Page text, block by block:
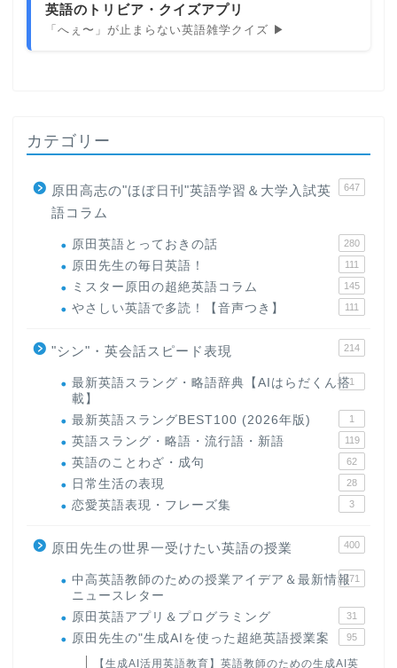
英語のトリビア・クイズアプリ
「へぇ〜」が止まらない英語雑学クイズ ▶
カテゴリー
原田高志の"ほぼ日刊"英語学習＆大学入試英
語コラム
647
原田英語とっておきの話 280
原田先生の毎日英語！ 111
ミスター原田の超絶英語コラム 145
やさしい英語で多読！【音声つき】 111
"シン"・英会話スピード表現 214
最新英語スラング・略語辞典【AIはらだくん搭
載】
1
最新英語スラングBEST100 (2026年版) 1
英語スラング・略語・流行語・新語 119
英語のことわざ・成句 62
日常生活の表現 28
恋愛英語表現・フレーズ集 3
原田先生の世界一受けたい英語の授業 400
中高英語教師のための授業アイデア＆最新情報
ニュースレター
171
原田英語アプリ＆プログラミング 31
原田先生の"生成AIを使った超絶英語授業案 95
【生成AI活用英語教育】英語教師のための生成AI英